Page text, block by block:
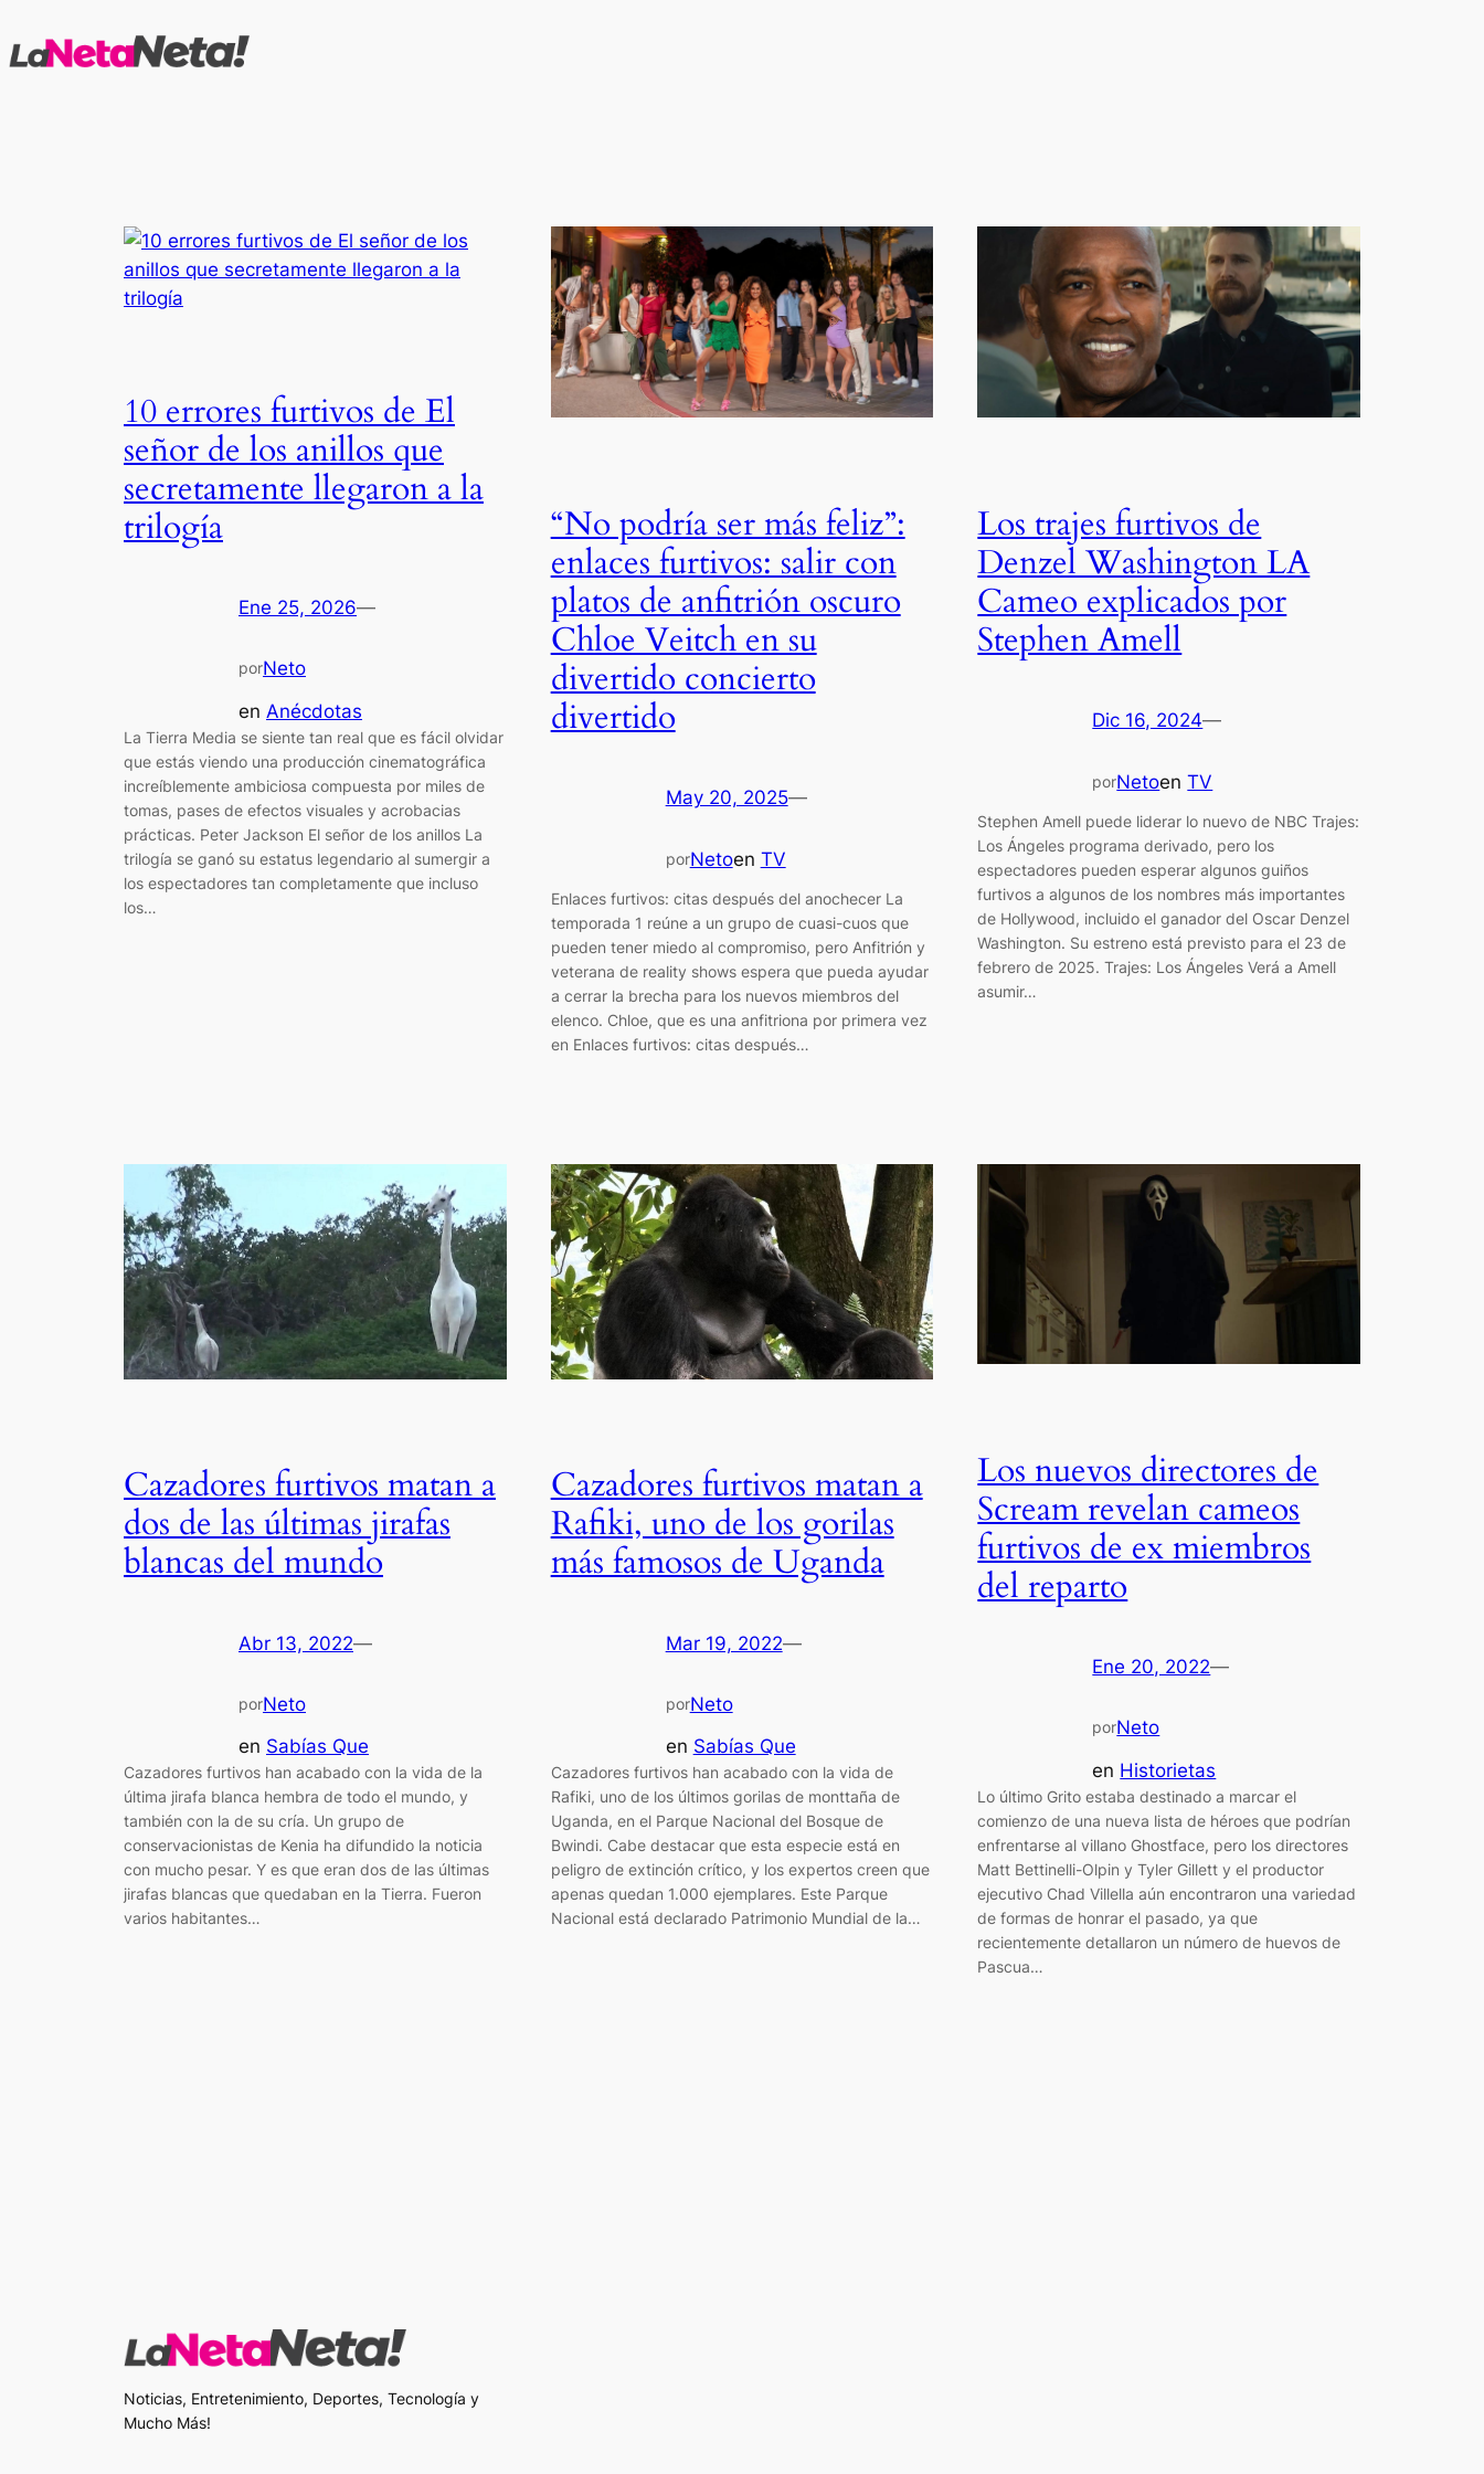
al
10 errores furtivos de El
señor de los anillos que
secretamente llegaron a la
trilogía
Ene 25, 2026—
porNeto
en Anécdotas
La Tierra Media se siente tan real que es fácil olvidar
que estás viendo una producción cinematográfica
increíblemente ambiciosa compuesta por miles de
tomas, pases de efectos visuales y acrobacias
prácticas. Peter Jackson El señor de los anillos La
trilogía se ganó su estatus legendario al sumergir a
los espectadores tan completamente que incluso
los…
“No podría ser más feliz”:
enlaces furtivos: salir con
platos de anfitrión oscuro
Chloe Veitch en su
divertido concierto
divertido
May 20, 2025—
porNetoen TV
Enlaces furtivos: citas después del anochecer La
temporada 1 reúne a un grupo de cuasi-cuos que
pueden tener miedo al compromiso, pero Anfitrión y
veterana de reality shows espera que pueda ayudar
a cerrar la brecha para los nuevos miembros del
elenco. Chloe, que es una anfitriona por primera vez
en Enlaces furtivos: citas después…
Los trajes furtivos de
Denzel Washington LA
Cameo explicados por
Stephen Amell
Dic 16, 2024—
porNetoenTV
Stephen Amell puede liderar lo nuevo de NBC Trajes:
Los Ángeles programa derivado, pero los
espectadores pueden esperar algunos guiños
furtivos a algunos de los nombres más importantes
de Hollywood, incluido el ganador del Oscar Denzel
Washington. Su estreno está previsto para el 23 de
febrero de 2025. Trajes: Los Ángeles Verá a Amell
asumir…
Cazadores furtivos matan a
dos de las últimas jirafas
blancas del mundo
Abr 13, 2022—
porNeto
en Sabías Que
Cazadores furtivos han acabado con la vida de la
última jirafa blanca hembra de todo el mundo, y
también con la de su cría. Un grupo de
conservacionistas de Kenia ha difundido la noticia
con mucho pesar. Y es que eran dos de las últimas
jirafas blancas que quedaban en la Tierra. Fueron
varios habitantes…
Cazadores furtivos matan a
Rafiki, uno de los gorilas
más famosos de Uganda
Mar 19, 2022—
porNeto
en Sabías Que
Cazadores furtivos han acabado con la vida de
Rafiki, uno de los últimos gorilas de monttaña de
Uganda, en el Parque Nacional del Bosque de
Bwindi. Cabe destacar que esta especie está en
peligro de extinción crítico, y los expertos creen que
apenas quedan 1.000 ejemplares. Este Parque
Nacional está declarado Patrimonio Mundial de la…
Los nuevos directores de
Scream revelan cameos
furtivos de ex miembros
del reparto
Ene 20, 2022—
porNeto
en Historietas
Lo último Grito estaba destinado a marcar el
comienzo de una nueva lista de héroes que podrían
enfrentarse al villano Ghostface, pero los directores
Matt Bettinelli-Olpin y Tyler Gillett y el productor
ejecutivo Chad Villella aún encontraron una variedad
de formas de honrar el pasado, ya que
recientemente detallaron un número de huevos de
Pascua…
Noticias, Entretenimiento, Deportes, Tecnología y
Mucho Más!